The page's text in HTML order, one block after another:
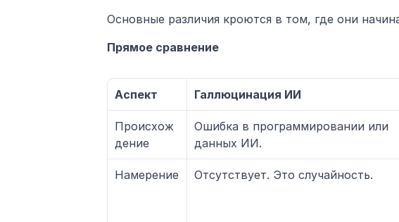
Основные различия кроются в том, где они
Прямое сравнение
Аспект Галлюцинация ИИ
Происхож
дение
Ошибка в программировании или
данных ИИ.
Намерение Отсутствует. Это случайность.